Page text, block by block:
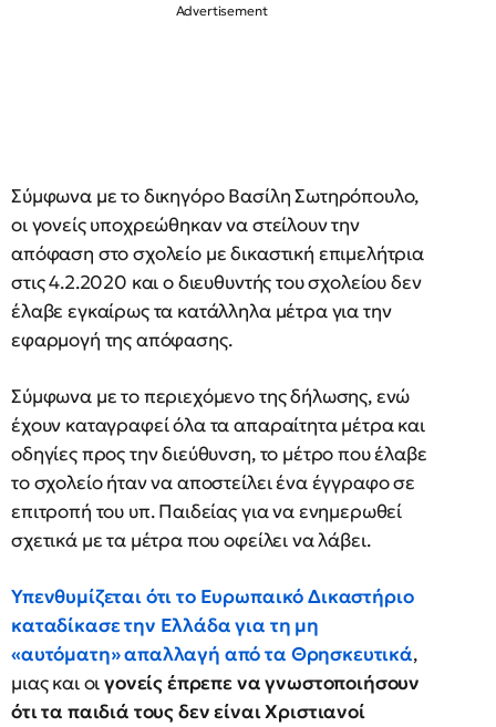
Σύμφωνα με το δικηγόρο Βασίλη Σωτηρόπουλο,
οι γονείς υποχρεώθηκαν να στείλουν την
απόφαση στο σχολείο με δικαστική επιμελήτρια
στις 4.2.2020 και ο διευθυντής του σχολείου δεν
έλαβε εγκαίρως τα κατάλληλα μέτρα για την
εφαρμογή της απόφασης.
Σύμφωνα με το περιεχόμενο της δήλωσης, ενώ
έχουν καταγραφεί όλα τα απαραίτητα μέτρα και
οδηγίες προς την διεύθυνση, το μέτρο που έλαβε
το σχολείο ήταν να αποστείλει ένα έγγραφο σε
επιτροπή του υπ. Παιδείας για να ενημερωθεί
σχετικά με τα μέτρα που οφείλει να λάβει.
Υπενθυμίζεται ότι το Ευρωπαικό Δικαστήριο
καταδίκασε την Ελλάδα για τη μη
«αυτόματη» απαλλαγή από τα Θρησκευτικά,
μιας και οιγονείς έπρεπε να γνωστοποιήσουν
ότι τα παιδιά τους δεν είναι Χριστιανοί